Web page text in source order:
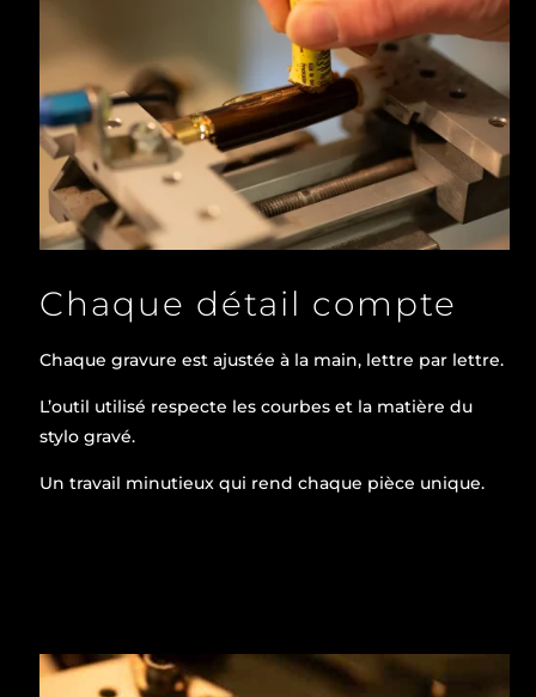
Chaque détail compte
Chaque gravure est ajustée à la main, lettre par lettre.
L’outil utilisé respecte les courbes et la matière du
stylo gravé.
Un travail minutieux qui rend chaque pièce unique.